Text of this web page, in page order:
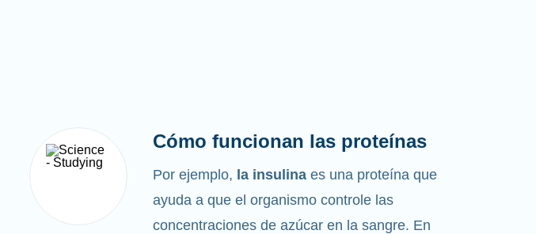
Cómo funcionan las proteínas
Por ejemplo, la insulina es una proteína que
ayuda a que el organismo controle las
concentraciones de azúcar en la sangre. En